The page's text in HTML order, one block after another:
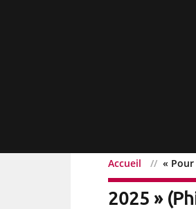
Accueil «
« Pour
2025 »